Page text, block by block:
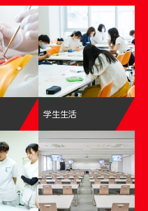
学生生活